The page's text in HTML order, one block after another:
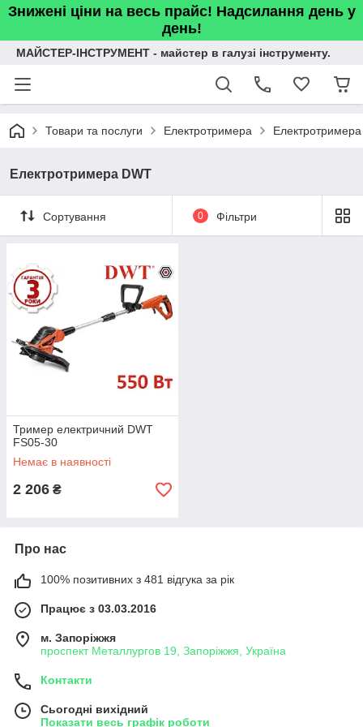
Знижені ціни на весь прайс! Надсилання день у
день!
МАЙСТЕР-ІНСТРУМЕНТ - майстер в галузі інструменту.
Товари та послуги Електротримера
Електротримера DWT
Сортування 0 Фільтри
Тример електричний DWT
FS05-30
Немає в наявності
2 206 ₴
Про нас
100% позитивних з 481 відгука за рік
Працює з 03.03.2016
м. Запоріжжя
проспект Металлургов 19, Запоріжжя, Україна
Контакти
Сьогодні вихідний
Показати весь графік роботи